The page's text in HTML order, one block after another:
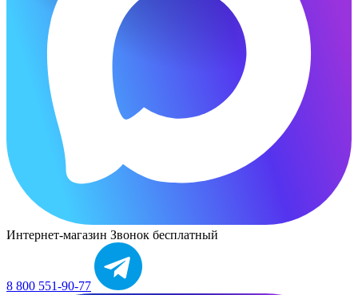
Интернет-магазин Звонок бесплатный
8 800 551-90-77